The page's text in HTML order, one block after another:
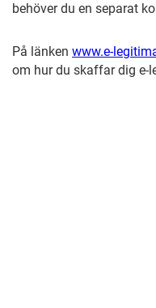
behöver du en separat
På länken www.e-
om hur du skaffar dig e-